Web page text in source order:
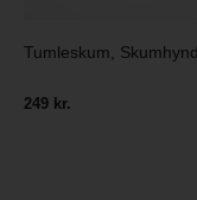
Tumleskum,
249 kr.